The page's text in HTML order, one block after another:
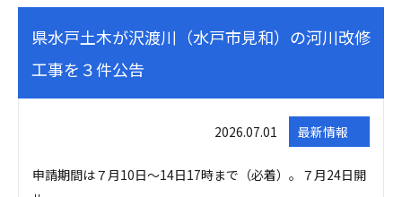
県水戸土木が沢渡川（水戸市見和）の河川改修
工事を３件公告
2026.07.01 最新情報
申請期間は７月10日～14日17時まで（必着）。７月24日開